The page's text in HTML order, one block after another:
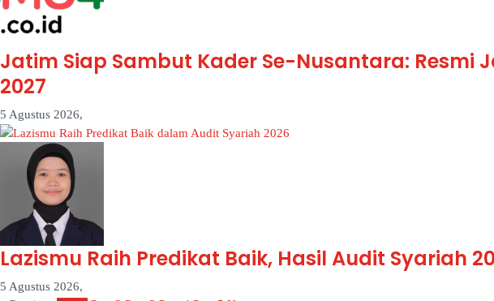
Jatim Siap Sambut Kader Se-Nusantara:
2027
5 Agustus 2026,
Lazismu Raih Predikat Baik, Hasil Audit Syariah
5 Agustus 2026,